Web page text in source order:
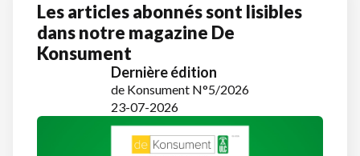
Les articles abonnés sont lisibles
dans notre magazine De
Konsument
Dernière édition
de Konsument N°5/2026
23-07-2026